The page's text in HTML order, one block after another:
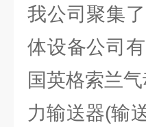
我公司聚集
体设备公司
国英格索兰
力输送器(输